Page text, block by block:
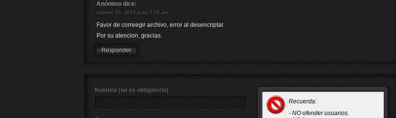
Anónimo dice:
octubre 25, 2023 a las 7:29 am
Favor de correegir archivo, error al desencriptar.
Por su atencion, gracias.
Responder
Recuerda:
- NO ofender usuarios.
Nombre (no es obligatorio)